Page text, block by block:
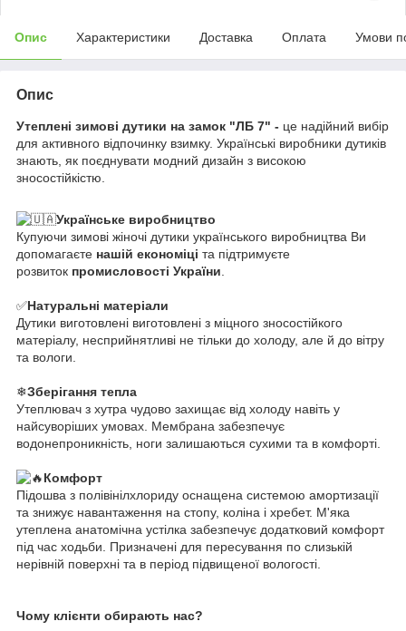
Опис Характеристики Доставка Оплата Умови
Опис
Утеплені зимові дутики на замок "ЛБ 7" - це надійний вибір
для активного відпочинку взимку. Українські виробники дутиків
знають, як поєднувати модний дизайн з високою
зносостійкістю.
Українське виробництво
Купуючи зимові жіночі дутики українського виробництва Ви
допомагаєте нашій економіці та підтримуєте
розвиток промисловості України
✅Натуральні матеріали
Дутики виготовлені виготовлені з міцного зносостійкого
матеріалу, несприйнятливі не тільки до холоду, але й до вітру
та вологи.
❄Зберігання тепла
Утеплювач з хутра чудово захищає від холоду навіть у
найсуворіших умовах. Мембрана забезпечує
водонепроникність, ноги залишаються сухими та в комфорті.
Комфорт
Підошва з полівінілхлориду оснащена системою амортизації
та знижує навантаження на стопу, коліна і хребет. М'яка
утеплена анатомічна устілка забезпечує додатковий комфорт
під час ходьби. Призначені для пересування по слизькій
нерівній поверхні та в період підвищеної вологості.
Чому клієнти обирають нас?